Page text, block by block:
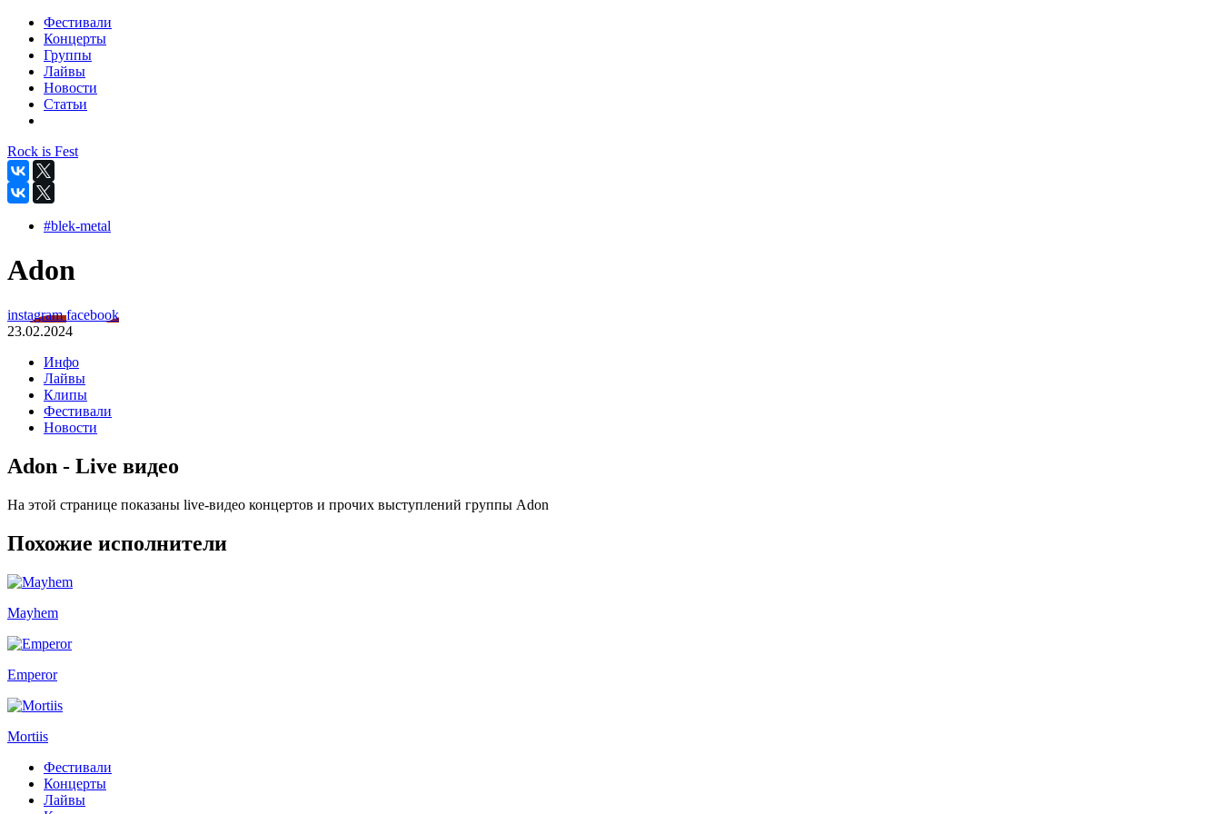
Фестивали
Концерты
Группы
Лайвы
Новости
Статьи
Rock is Fest
#blek-metal
Adon
instagramfacebook
23.02.2024
Инфо
Лайвы
Клипы
Фестивали
Новости
Adon - Live видео
На этой странице показаны live-видео концертов и прочих выступлений группы Adon
Похожие исполнители
Mayhem
Emperor
Mortiis
Фестивали
Концерты
Лайвы